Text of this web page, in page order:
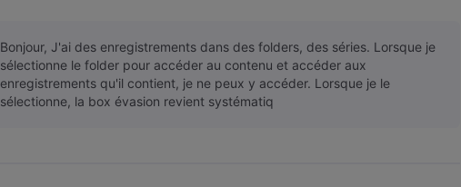
Bonjour, J'ai des enregistrements dans des folders, des séries. Lorsque je
sélectionne le folder pour accéder au contenu et accéder aux
enregistrements qu'il contient, je ne peux y accéder. Lorsque je le
sélectionne, la box évasion revient systématiq